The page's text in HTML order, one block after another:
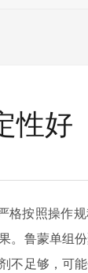
性好
格按照操作
。鲁蒙单组
不足够，可